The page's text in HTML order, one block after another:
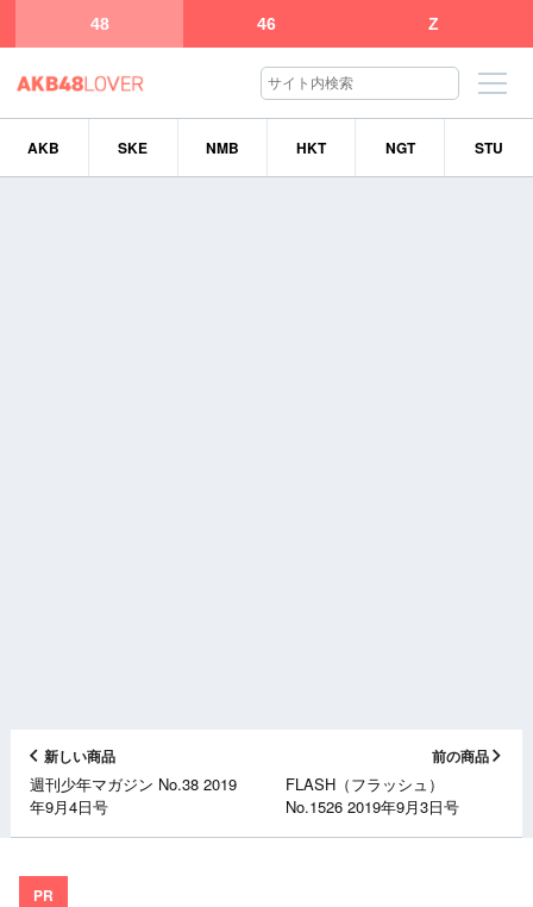
48 46 Z
AKB SKE NMB HKT NGT STU
新しい商品
週刊少年マガジン No.38 2019
年9月4日号
前の商品
FLASH（フラッシュ）
No.1526 2019年9月3日号
PR